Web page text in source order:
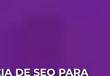
DE SEO PARA